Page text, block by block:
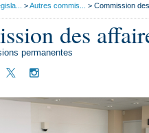
Autres commis... Commission
des
permanentes